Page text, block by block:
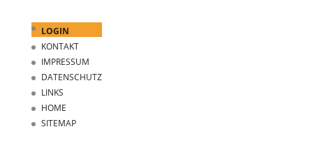
LOGIN
KONTAKT
IMPRESSUM
DATENSCHUTZ
LINKS
HOME
SITEMAP